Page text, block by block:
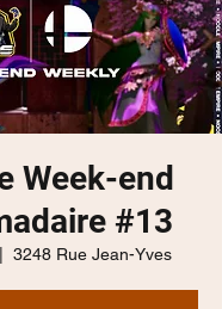
Week-end
#13
3248 Rue Jean-Yves